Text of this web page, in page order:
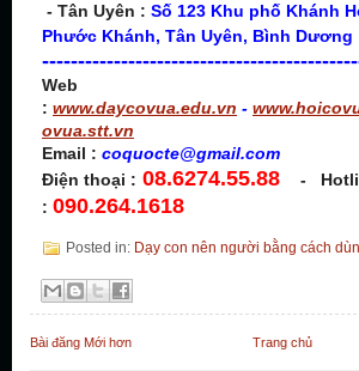
- Tân Uyên : Số 123 Khu phố Khánh
Phước Khánh, Tân Uyên, Bình Dương
Web
: www.daycovua.edu.vn -
ovua.stt.vn
Email : coquocte@gmail.com
Điện thoại : 08.6274.55.88
-
: 090.264.1618
Posted in: Dạy con nên người bằng cách
Bài đăng Mới hơn Trang chủ